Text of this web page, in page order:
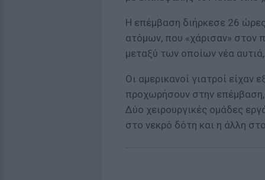
Η επέμβαση διήρκεσε 26
ατόμων, που «χάρισαν»
μεταξύ των οποίων νέα
Οι αμερικανοί γιατροί
προχωρήσουν στην επέμβαση,
Δύο χειρουργικές ομάδες
στο νεκρό δότη και η άλλη